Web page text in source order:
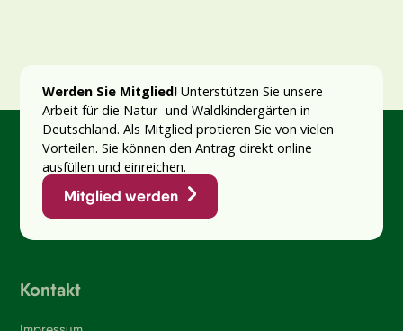
Werden Sie Mitglied!Unterstützen Sie unsere
Arbeit für die Natur- und Waldkindergärten in
Deutschland. Als Mitglied profitieren Sie von vielen
Vorteilen. Sie können den Antrag direkt online
ausfüllen und einreichen.
Mitglied werden
Kontakt